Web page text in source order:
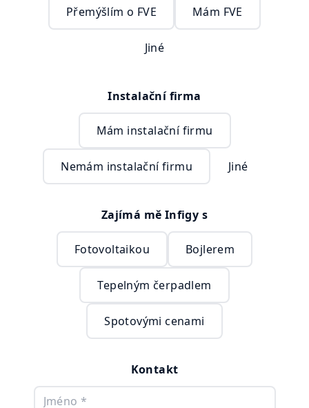
Přemýšlím o FVE Mám FVE
Jiné
Instalační firma
Mám instalační firmu
Nemám instalační firmu Jiné
Zajímá mě Infigy s
Fotovoltaikou Bojlerem
Tepelným čerpadlem
Spotovými cenami
Kontakt